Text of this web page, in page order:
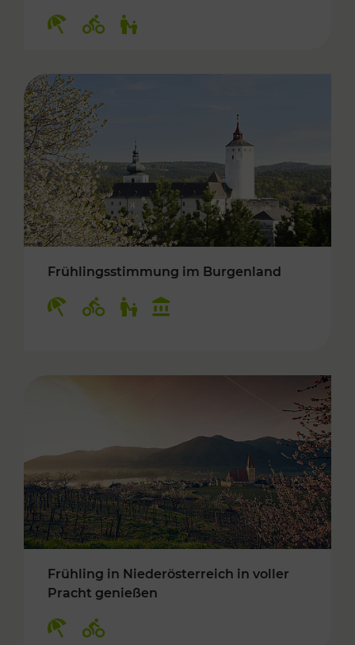
Frühlingsstimmung im Burgenland
Frühling in Niederösterreich in voller
Pracht genießen